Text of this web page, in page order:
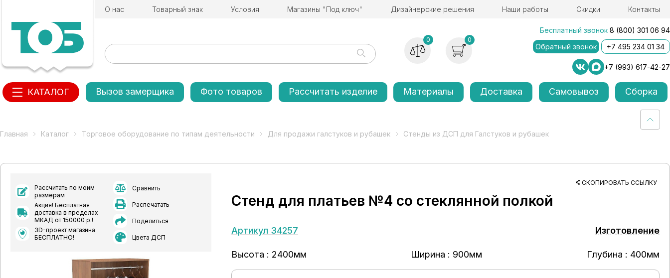
О нас Товарный знак Условия Магазины "Под ключ" Дизайнерские решения Наши работы Скидки Контакты
0 0
Бесплатный звонок 8 (800) 301 06 94
Обратный звонок
+7 495 234 01 34
+7 (993) 617-42-27
КАТАЛОГ Вызов замерщика Фото товаров Рассчитать изделие Материалы Доставка Самовывоз Сборка
Главная Каталог Торговое оборудование по типам деятельности Для продажи галстуков и рубашек Стенды из ДСП для Галстуков и рубашек
Рассчитать по моим
размерам
Акция! Бесплатная
доставка в пределах
МКАД от 150000 р.!
3D-проект магазина
БЕСПЛАТНО!
Сравнить
Распечатать
Поделиться
Цвета ДСП
СКОПИРОВАТЬ ССЫЛКУ
Стенд для платьев №4 со стеклянной полкой
Артикул 34257 Изготовление
Высота : 2400мм Ширина : 900мм Глубина : 400мм